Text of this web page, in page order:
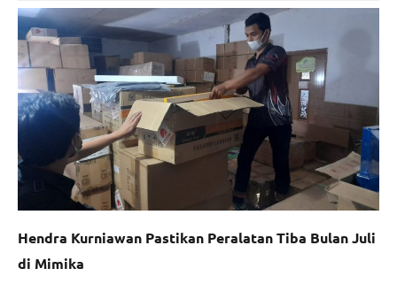
comments
Hendra Kurniawan Pastikan Peralatan Tiba Bulan Juli
di Mimika